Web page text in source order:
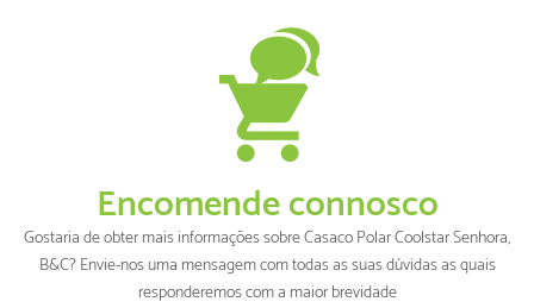
Encomende connosco
Gostaria de obter mais informações sobre Casaco Polar Coolstar Senhora,
B&C? Envie-nos uma mensagem com todas as suas dúvidas as quais
responderemos com a maior brevidade